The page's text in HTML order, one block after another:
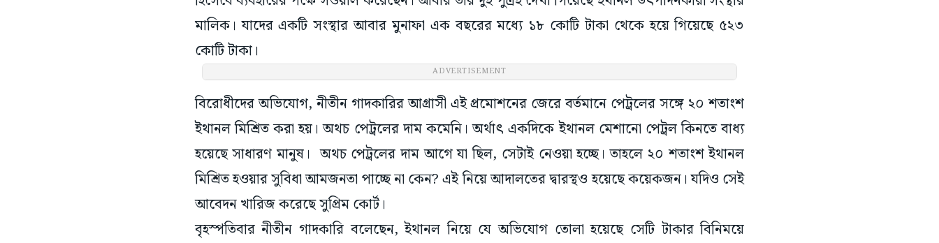
মালিক। যাদের একটি সংস্থার আবার মুনাফা এক বছরের মধ্যে ১৮ কোটি টাকা থেকে হয়ে গিয়েছে ৫২৩
কোটি টাকা।
ADVERTISEMENT
বিরোধীদের অভিযোগ, নীতীন গাদকারির আগ্রাসী এই প্রমোশনের জেরে বর্তমানে পেট্রলের সঙ্গে ২০ শতাংশ
ইথানল মিশ্রিত করা হয়। অথচ পেট্রলের দাম কমেনি। অর্থাৎ একদিকে ইথানল মেশানো পেট্রল কিনতে বাধ্য
হয়েছে সাধারণ মানুষ। অথচ পেট্রলের দাম আগে যা ছিল, সেটাই নেওয়া হচ্ছে। তাহলে ২০ শতাংশ ইথানল
মিশ্রিত হওয়ার সুবিধা আমজনতা পাচ্ছে না কেন? এই নিয়ে আদালতের দ্বারস্থও হয়েছে কয়েকজন। যদিও সেই
আবেদন খারিজ করেছে সুপ্রিম কোর্ট।
বৃহস্পতিবার নীতীন গাদকারি বলেছেন, ইথানল নিয়ে যে অভিযোগ তোলা হয়েছে সেটি টাকার বিনিময়ে